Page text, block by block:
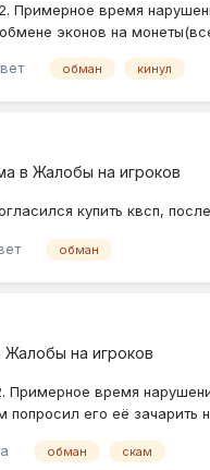
2. Примерное время
эконов на
обман кинул
в Жалобы на игроков
купить квсп,
обман
Жалобы на игроков
Примерное время
попросил его её
обман скам